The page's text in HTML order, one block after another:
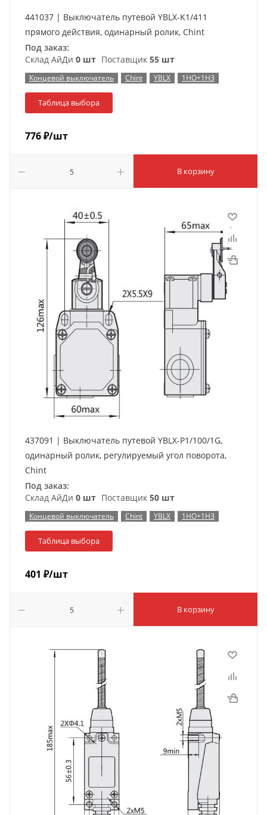
441037 | Выключатель путевой YBLX-K1/411
прямого действия, одинарный ролик, Chint
Под заказ:
Склад АйДи 0 шт Поставщик 55 шт
Концевой выключатель Chint YBLX 1НО+1НЗ
Таблица выбора
776₽/шт
В корзину
437091 | Выключатель путевой YBLX-P1/100/1G,
одинарный ролик, регулируемый угол поворота,
Chint
Под заказ:
Склад АйДи 0 шт Поставщик 50 шт
Концевой выключатель Chint YBLX 1НО+1НЗ
Таблица выбора
401 ₽/шт
В корзину